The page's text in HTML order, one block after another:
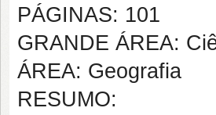
PÁGINAS: 101
GRANDE ÁREA:
ÁREA: Geografia
RESUMO: